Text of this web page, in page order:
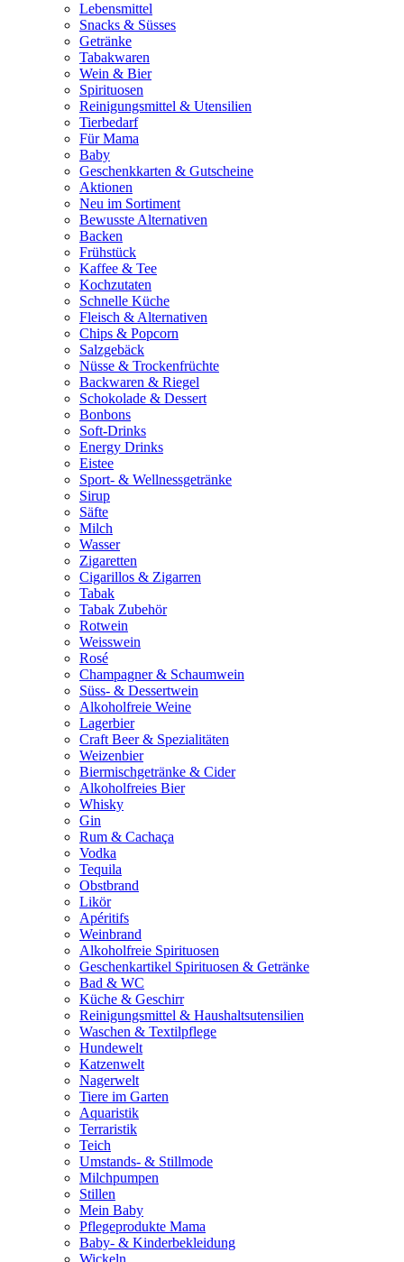
Lebensmittel
Snacks & Süsses
Getränke
Tabakwaren
Wein & Bier
Spirituosen
Reinigungsmittel & Utensilien
Tierbedarf
Für Mama
Baby
Geschenkkarten & Gutscheine
Aktionen
Neu im Sortiment
Bewusste Alternativen
Backen
Frühstück
Kaffee & Tee
Kochzutaten
Schnelle Küche
Fleisch & Alternativen
Chips & Popcorn
Salzgebäck
Nüsse & Trockenfrüchte
Backwaren & Riegel
Schokolade & Dessert
Bonbons
Soft-Drinks
Energy Drinks
Eistee
Sport- & Wellnessgetränke
Sirup
Säfte
Milch
Wasser
Zigaretten
Cigarillos & Zigarren
Tabak
Tabak Zubehör
Rotwein
Weisswein
Rosé
Champagner & Schaumwein
Süss- & Dessertwein
Alkoholfreie Weine
Lagerbier
Craft Beer & Spezialitäten
Weizenbier
Biermischgetränke & Cider
Alkoholfreies Bier
Whisky
Gin
Rum & Cachaça
Vodka
Tequila
Obstbrand
Likör
Apéritifs
Weinbrand
Alkoholfreie Spirituosen
Geschenkartikel Spirituosen & Getränke
Bad & WC
Küche & Geschirr
Reinigungsmittel & Haushaltsutensilien
Waschen & Textilpflege
Hundewelt
Katzenwelt
Nagerwelt
Tiere im Garten
Aquaristik
Terraristik
Teich
Umstands- & Stillmode
Milchpumpen
Stillen
Mein Baby
Pflegeprodukte Mama
Baby- & Kinderbekleidung
Wickeln